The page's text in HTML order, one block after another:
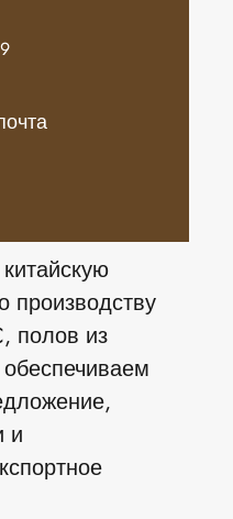
производству
полов из
и